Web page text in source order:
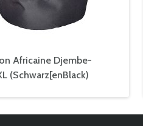
Africaine Djembe-
(Schwarz[enBlack)